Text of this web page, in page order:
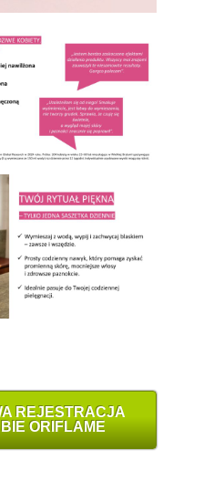
REJESTRACJA
ORIFLAME